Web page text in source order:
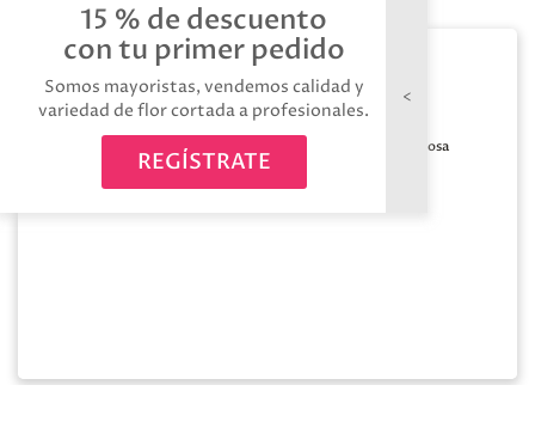
15 % de descuento
con tu primer pedido
Somos mayoristas, vendemos calidad y
variedad de flor cortada a profesionales.
REGÍSTRATE
Bobina decofibra
70cm*25m rosa
Medida:70cm x
25m
Rosa